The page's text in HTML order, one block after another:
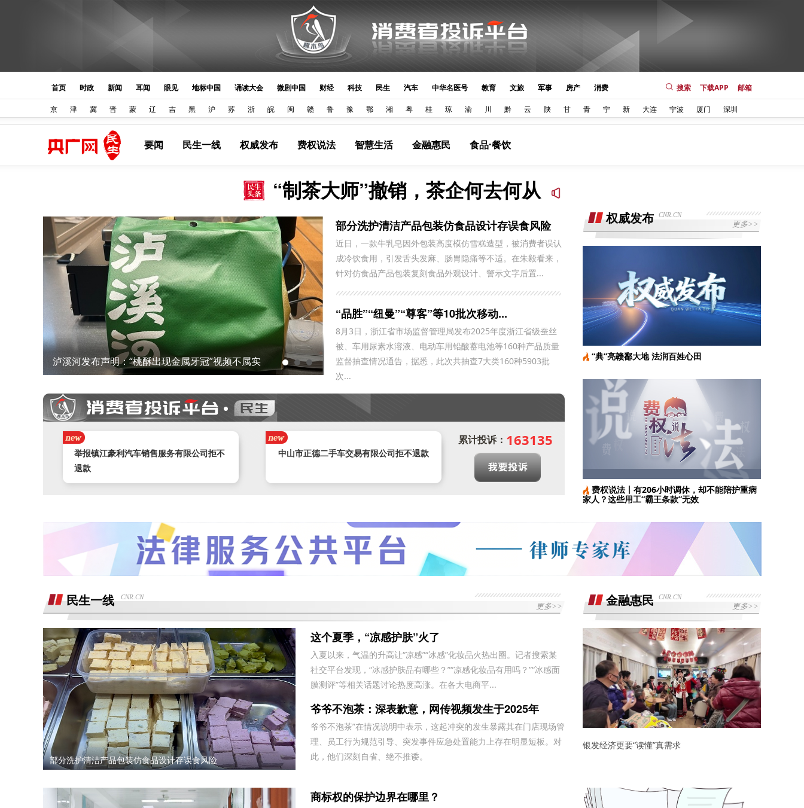
首页 时政 新闻 耳闻 眼见 地标中国 诵读大会 微剧中国 财经 科技 民生 汽车 中华名医号 教育 文旅 军事 房产 消费 搜索 下载APP 邮箱
京 津 冀 晋 蒙 辽 吉 黑 沪 苏 浙 皖 闽 赣 鲁 豫 鄂 湘 粤 桂 琼 渝 川 黔 云 陕 甘 青 宁 新 大连 宁波 厦门 深圳
要闻 民生一线 权威发布 费权说法 智慧生活 金融惠民 食品·餐饮
“制茶大师”撤销，茶企何去何从
泸溪河发布声明：“桃酥出现金属牙冠”视频不属实 这个夏季，“凉感护肤”火了 如何让基层首诊从“有”到“优”
部分洗护清洁产品包装仿食品设计存误食风险
近日，一款牛乳皂因外包装高度模仿雪糕造型，被消费者误认
成冷饮食用，引发舌头发麻、肠胃隐痛等不适。在朱毅看来，
针对仿食品产品包装复刻食品外观设计、警示文字后置...
“品胜”“纽曼”“尊客”等10批次移动...
8月3日，浙江省市场监督管理局发布2025年度浙江省级蚕丝
被、车用尿素水溶液、电动车用铅酸蓄电池等160种产品质量
监督抽查情况通告，据悉，此次共抽查7大类160种5903批
次...
携程旅游APP非因消费者原因主票已退，
附属票不退费。
预售年卡自动被激活，开放半年预约期有
近3个月周末不能预约，还不允许退卡退
款
举报镇江豪利汽车销售服务有限公司拒不
退款
中山市正德二手车交易有限公司拒不退款
汽车严重质量问题多次维修未果，商家拒
报名专本连读后第二天申请退款 被扣
销售诱导交款，并未签订任何合同和定
金，私自收费我2000元且不退
拒绝退还购车诚意金
广西联通宽带被无故限速，想恢复必须签
现就退款协议没有达成一致，希望平台协
话费充值未到账，平台判商家退款，但商
家不退款也联系不上。
了汽车诚意金，但现无法退还诚意金
游戏虚假宣传诱导消费，已经严重影响本
人生活
小赢卡贷两笔借款综合年化利率超法定上
限，要求按LPR4倍核算，退还全部超额
利息及
4s店擅自操作导致汽车主机损坏导致需
要更换，超时维修没有任何补偿
诱导下订展车后申请退单不给退
全款购买吉利银河A7被售抵押车，车辆
被中信银行拖走，钱车两空，吉利总部推
诿不作为
现要求该平台退回超法定利率的费用合计
石家庄鹿泉区烂尾楼
去年五月在成都天府广场小米之家买的小
米15手机，现后盖裂缝翘起等问题有安
全问题，要求召回产品、退款道歉
上海好德宝公司被发现欺诈消费者后拒绝
退定金10000元
投诉东莞心动的信号婚介所虚假宣传，不
按要求服务
高顿教育霸王条款 拒不退款
对方未签合同 未打出发票 未提前告知定
定金
承诺兜底购置税，后续不兜底
日本富士相机XE5挂耳脱落 存在设计缺
累计投诉： 163135
权威发布 CNR.CN
更多>>
“典”亮赣鄱大地 法润百姓心田
费权说法丨有206小时调休，却不能陪护重病
家人？这些用工“霸王条款”无效
民生一线 CNR.CN
更多>>
部分洗护清洁产品包装仿食品设计存误食风险
这个夏季，“凉感护肤”火了
入夏以来，气温的升高让“凉感”“冰感”化妆品火热出圈。记者搜索某
社交平台发现，“冰感护肤品有哪些？”“凉感化妆品有用吗？”“冰感面
膜测评”等相关话题讨论热度高涨。在各大电商平...
爷爷不泡茶：深表歉意，网传视频发生于2025年
爷爷不泡茶”在情况说明中表示，这起冲突的发生暴露其在门店现场管
理、员工行为规范引导、突发事件应急处置能力上存在明显短板。对
此，他们深刻自省、绝不推诿。
商标权的保护边界在哪里？
金融惠民 CNR.CN
更多>>
银发经济更要“读懂”真需求